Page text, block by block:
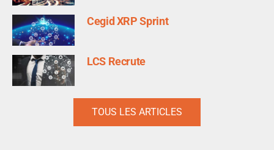
Cegid XRP Sprint
LCS Recrute
TOUS LES ARTICLES